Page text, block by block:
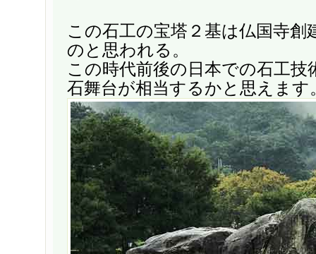
この石工の宝塔２基は仏国寺創
のと思われる。
この時代前後の日本での石工技
石舞台が相当するかと思えます